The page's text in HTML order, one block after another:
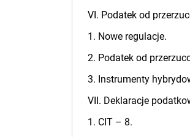
VI. Podatek od
1. Nowe regulacje.
2. Podatek od
3. Instrumenty
VII. Deklaracje
1. CIT – 8.